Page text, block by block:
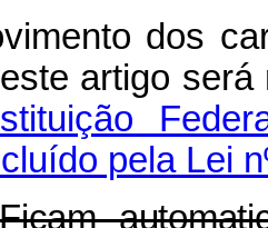
dos
artigo
pela Lei
Ficam